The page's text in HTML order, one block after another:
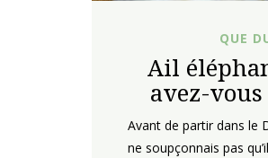
QUE
Ail
avez-
Avant de partir dans le
ne soupçonnais pas